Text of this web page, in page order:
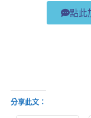
點此
分享此文：